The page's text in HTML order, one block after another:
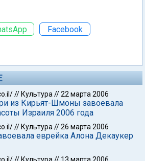
Facebook
// Культура //22 марта 2006
из Кирьят-Шмоны завоевала
Израиля 2006 года
// Культура //26 марта 2006
еврейка Алона Декаукер